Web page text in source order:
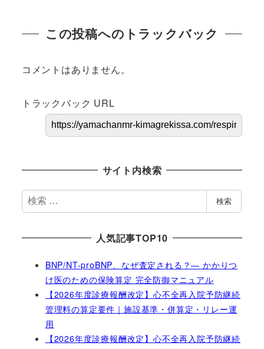
この投稿へのトラックバック
コメントはありません。
トラックバック URL
サイト内検索
検
索
検索
人気記事TOP10
BNP/NT-proBNP、なぜ査定される？― かかりつ
け医のための保険算定 完全防御マニュアル
【2026年度診療報酬改定】心不全再入院予防継続
管理料の算定要件｜施設基準・併算定・リレー運
用
【2026年度診療報酬改定】心不全再入院予防継続